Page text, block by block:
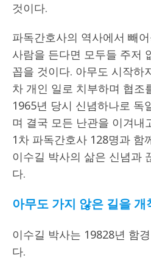
것이다.
파독간호사의 역사에서 빼
사람을 든다면 모두들 주저
꼽을 것이다. 아무도 시작하
차 개인 일로 치부하며 협조
1965년 당시 신념하나로 독
며 결국 모든 난관을 이겨내
1차 파독간호사 128명과 함
이수길 박사의 삶은 신념과
다.
아무도 가지 않은 길을
이수길 박사는 19828년 함
다.